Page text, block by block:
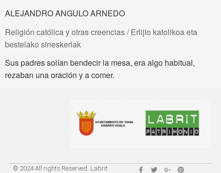
ALEJANDRO ANGULO ARNEDO
Religión católica y otras creencias / Erlijio katolikoa eta
bestelako sineskeriak
Sus padres solían bendecir la mesa, era algo habitual,
rezaban una oración y a comer.
© 2024 All rights Reserved. Labrit